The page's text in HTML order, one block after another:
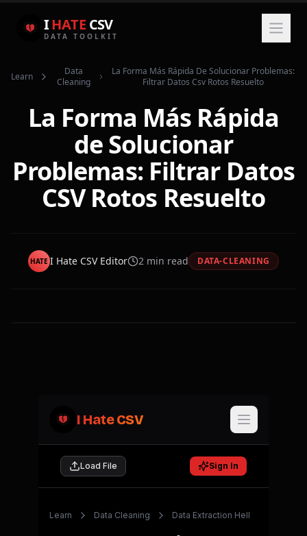
IHATE CSV
DATA TOOLKIT
Learn
Data
Cleaning
La Forma Más Rápida De Solucionar Problemas:
Filtrar Datos Csv Rotos Resuelto
La Forma Más Rápida
de Solucionar
Problemas: Filtrar Datos
CSV Rotos Resuelto
HATE I Hate CSV Editor 2 min read DATA-CLEANING